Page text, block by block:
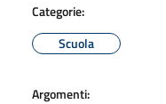
Categorie:
Scuola
Argomenti: